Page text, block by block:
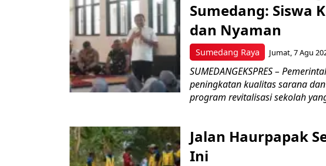
Sumedang Raya
Sumedang: Siswa
dan Nyaman
Jumat, 7 Agu
SUMEDANGEKSPRES –
peningkatan kualitas sarana
program revitalisasi sekolah
Jalan Haurpapak
Ini